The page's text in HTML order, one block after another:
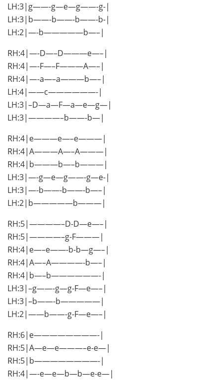
LH:3|g——-g—e—g——-g-|
LH:3|b——-b——-b——-b-|
LH:2|—-b—————b—–|
RH:4|—-D—–D———e—–|
RH:4|—-F—–F———A—–|
RH:4|—-a—–a———b—–|
LH:4|——c——————-|
LH:3|–D—a—F—a—e—g—|
LH:3|————–b——-b—|
RH:4|e———e—–e———|
RH:4|A———A—–A———|
RH:4|b———b—–b———|
LH:3|—-g—e—g——-g—e-|
LH:3|—-b——-b——-b—–|
LH:2|b—————b———|
RH:5|————–D-D—e—–|
RH:5|————–g-F———|
RH:4|e—–e——-b-b—g—–|
RH:4|A—–A————-b—–|
RH:4|b—–b——————-|
LH:3|–g——-g—g-F—e—–|
LH:3|–b——-b—————|
LH:2|——b——-g-F—e—–|
RH:6|e————————-|
RH:5|A—e—e———–e-e—|
RH:5|b————————-|
RH:4|—-e—e—b—b—e-e—|